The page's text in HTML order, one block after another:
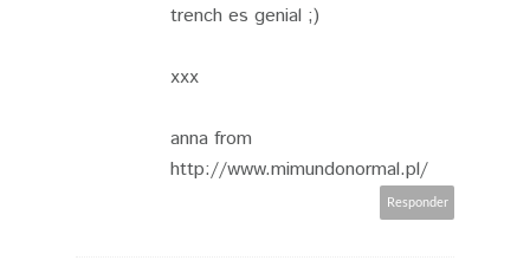
trench es genial ;)
xxx
anna from
http://www.mimundonormal.pl/
Responder